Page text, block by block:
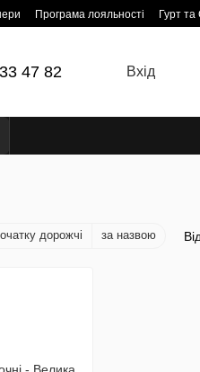
Програма лояльності Гурт та
47 82 Вхід
дорожчі за назвою